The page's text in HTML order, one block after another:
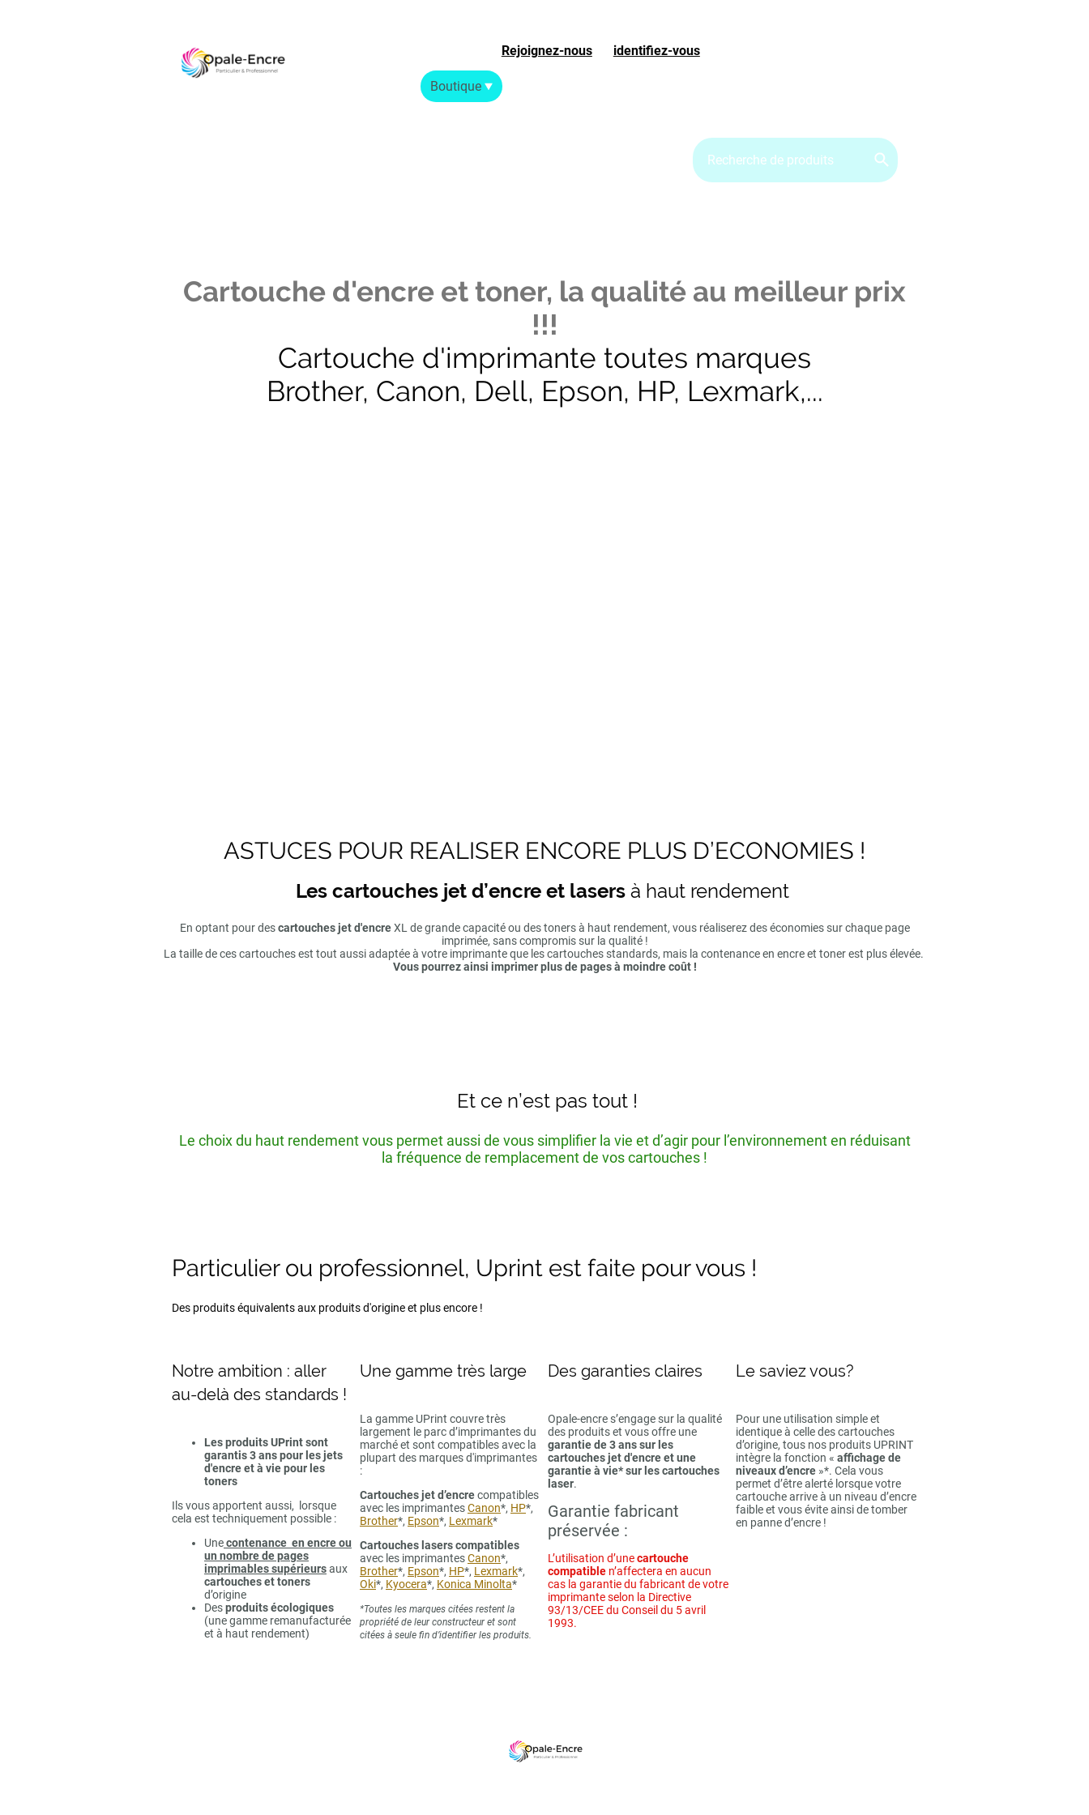
Rejoignez-nousou identifiez-vous
Boutique
Cartouche d'encre et toner, la qualité au meilleur prix
!!!
Cartouche d'imprimante toutes marques
Brother, Canon, Dell, Epson, HP, Lexmark,...
ASTUCES POUR REALISER ENCORE PLUS D’ECONOMIES !
Les cartouches jet d’encre et lasersà haut rendement
En optant pour descartouches jet d'encreXL de grande capacité ou des toners à haut rendement, vous réaliserez des économies sur chaque page
imprimée, sans compromis sur la qualité !
La taille de ces cartouches est tout aussi adaptée à votre imprimante que les cartouches standards, mais la contenance en encre et toner est plus élevée.
Vous pourrez ainsi imprimer plus de pages à moindre coût !
Et ce n’est pas tout !
Le choix du haut rendement vous permet aussi de vous simplifier la vie et d’agir pour l’environnement en réduisant
la fréquence de remplacement de vos cartouches !
Particulier ou professionnel, Uprint est faite pour vous !
Des produits équivalents aux produits d'origine et plus encore !
Notre ambition : aller
au-delà des standards !
Les produits UPrint sont
garantis 3 ans pour les jets
d'encre et à vie pour les
toners
Ils vous apportent aussi, lorsque
cela est techniquement possible :
Unecontenance en encre ou
un nombre de pages
imprimables supérieursaux
cartouches et toners
d’origine
Desproduits écologiques
(une gamme remanufacturée
et à haut rendement)
Une gamme très large
La gamme UPrint couvre très
largement le parc d’imprimantes du
marché et sont compatibles avec la
plupart des marques d'imprimantes
:
Cartouches jet d’encrecompatibles
avec les imprimantesCanon*, HP*,
Brother*, Epson*, Lexmark*
Cartouches lasers compatibles
avec les imprimantesCanon*,
Brother*, Epson*, HP*, Lexmark*,
Oki*, Kyocera*, Konica Minolta*
*Toutes les marques citées restent la
propriété de leur constructeur et sont
citées à seule fin d’identifier les produits.
Des garanties claires
Opale-encre s’engage sur la qualité
des produits et vous offre une
garantie de 3 ans sur les
cartouches jet d'encre et une
garantie à vie* sur les cartouches
laser.
Garantie fabricant
préservée :
L’utilisation d’unecartouche
compatible n’affectera en aucun
cas la garantie du fabricant de votre
imprimante selon la Directive
93/13/CEE du Conseil du 5 avril
1993.
Le saviez vous?
Pour une utilisation simple et
identique à celle des cartouches
d’origine, tous nos produits UPRINT
intègre la fonction « affichage de
niveaux d’encre »*. Cela vous
permet d’être alerté lorsque votre
cartouche arrive à un niveau d’encre
faible et vous évite ainsi de tomber
en panne d’encre !